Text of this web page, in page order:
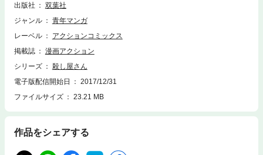
出版社
双葉社
ジャンル
青年マンガ
レーベル
アクションコミックス
掲載誌
漫画アクション
シリーズ
殺し屋さん
電子版配信開始日
2017/12/31
ファイルサイズ
23.21 MB
作品をシェアする